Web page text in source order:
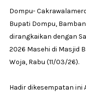
Dompu-
Bupati Dompu,
dirangkaikan dengan
2026 Masehi di Masjid
Woja, Rabu (11/03/26).
Hadir dikesempatan ini